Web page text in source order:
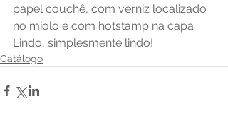
papel couchê, com verniz localizado
no miolo e com hotstamp na capa.
Lindo, simplesmente lindo!
Catálogo